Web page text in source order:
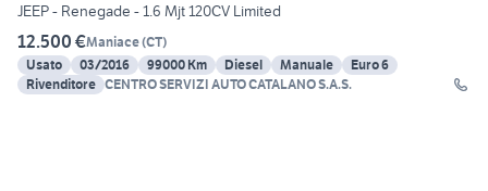
JEEP - Renegade - 1.6 Mjt 120CV Limited
12.500 €Maniace(CT)
Usato
03/2016 99000 Km Diesel Manuale
Euro 6
Rivenditore CENTRO SERVIZI AUTO CATALANO S.A.S.